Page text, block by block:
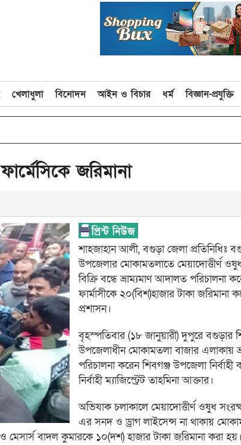
খেলাধুলা বিনোদন আইন ও বিচার ধর্ম বিজ্ঞান-প্রযুক্তি
জরিমানা
শাহজাহান আলী, বগুড়া জেলা প্রতিনিধিঃ
উপজেলার মোকামতলাতে মেয়াদোত্তীর্ণ
বিক্রি বন্ধে ভ্রাম্যমাণ আদালত পরিচালনা
ফার্মাসীকে ২০(বিশ)হাজার টাকা জরিমানা
প্রশাসন।
বৃহস্পতিবার (১৮ জানুয়ারী) দুপুরে বগুড়ার
উপজেলাধীন মোকামতলা বাজার এলাকায়
পরিচালনা করেন শিবগঞ্জ উপজেলা নির্বাহী
নির্বাহী ম্যাজিস্ট্রেট তাহমিনা আক্তার।
অভিযাক চলাকালে মেয়াদোত্তীর্ণ ওষুধ
এর সনদ ও ড্রাগ লাইসেন্স না থাকায়
মেসার্স বাদল কুমারকে ১০(দশ) হাজার টাকা জরিমানা করা হয়।